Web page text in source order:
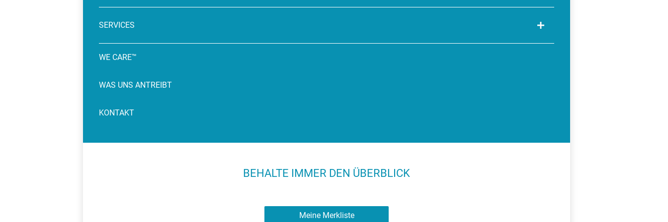
SERVICES
WE CARE™
WAS UNS ANTREIBT
KONTAKT
BEHALTE IMMER DEN ÜBERBLICK
Meine Merkliste